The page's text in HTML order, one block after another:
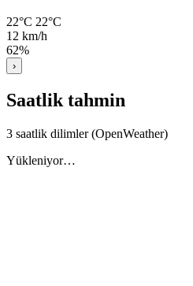
22°C 22°C
12 km/h
62%
›
Saatlik tahmin
3 saatlik dilimler (OpenWeather)
Yükleniyor…